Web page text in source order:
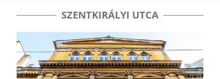
SZENTKIRÁLYI UTCA